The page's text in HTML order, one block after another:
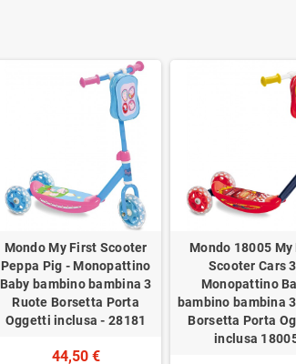
Mondo My First Scooter
Peppa Pig - Monopattino
Baby bambino bambina 3
Ruote Borsetta Porta
Oggetti inclusa - 28181
44,50 €
Mondo 18005 My
Scooter Cars
Monopattino
bambino bambina
Borsetta Porta
inclusa